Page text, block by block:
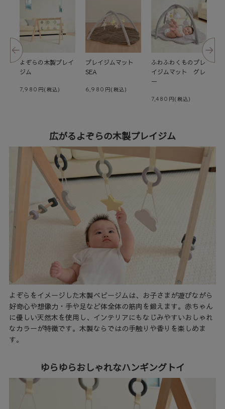
よぞらの木製プレイ
ジム
7,980
プレイジムマット
SEA
6,980
ふわふわくものプレ
イジムマット グレ
ー
7,480
広がるよぞらの木製プレイジム
よぞらをイメージした木製ベビージムは、お子さまが遊びながら
好奇心や想像力・手や足など体全体の筋肉を鍛えます。赤ちゃん
に優しい天然木を使用し、インテリアにもなじみやすいおしゃれ
なカラーが特徴です。木製ならではの手触りや香りを楽しめま
す。
ゆらゆらおしゃれなハンギングトイ